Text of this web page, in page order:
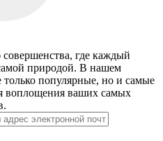
где каждый
природой. В нашем
только популярные, но и самые
воплощения ваших самых